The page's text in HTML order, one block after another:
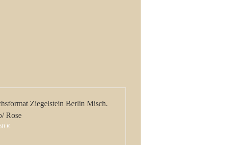
Ziegelstein Berlin Misch.
Rose
€